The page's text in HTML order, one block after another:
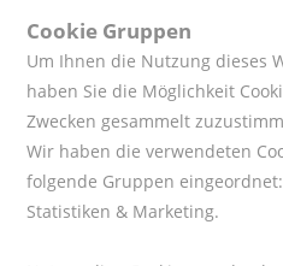
Cookie Gruppen
Um Ihnen die Nutzung dieses
haben Sie die Möglichkeit
Zwecken gesammelt
Wir haben die verwendeten
folgende Gruppen
Statistiken & Marketing.